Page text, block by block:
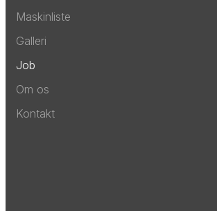
Maskinliste
Galleri
Job
Om os
Kontakt